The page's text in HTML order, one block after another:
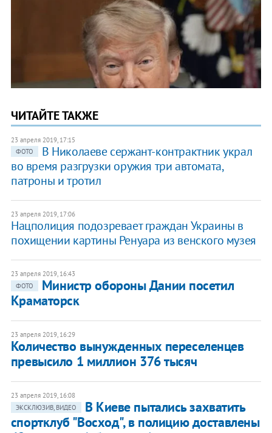
ЧИТАЙТЕ ТАКЖЕ
23 апреля 2019, 17:15
ФОТО
В Николаеве сержант-контрактник украл
во время разгрузки оружия три автомата,
патроны и тротил
23 апреля 2019, 17:06
Нацполиция подозревает граждан Украины в
похищении картины Ренуара из венского музея
23 апреля 2019, 16:43
ФОТО
Министр обороны Дании посетил
Краматорск
23 апреля 2019, 16:29
Количество вынужденных переселенцев
превысило 1 миллион 376 тысяч
23 апреля 2019, 16:08
ЭКСКЛЮЗИВ, ВИДЕО
В Киеве пытались захватить
спортклуб "Восход", в полицию доставлены